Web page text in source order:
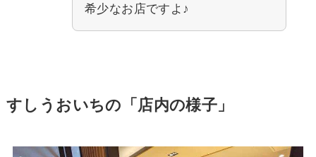
希少なお店ですよ♪
すしうおいちの「店内の様子」